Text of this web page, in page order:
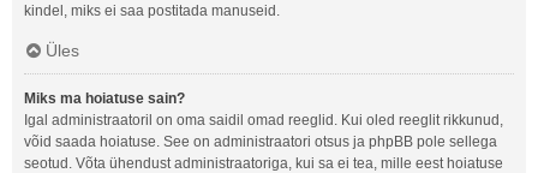
kindel, miks ei saa postitada manuseid.
Üles
Miks ma hoiatuse sain?
Igal administraatoril on oma saidil omad reeglid. Kui oled reeglit rikkunud,
võid saada hoiatuse. See on administraatori otsus ja phpBB pole sellega
seotud. Võta ühendust administraatoriga, kui sa ei tea, mille eest hoiatuse